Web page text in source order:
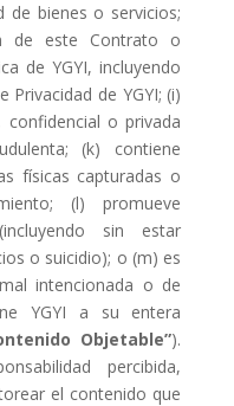
bienes o servicios;
de este Contrato o
de YGYI, incluyendo
de YGYI; (i)
o privada
(k) contiene
físicas capturadas o
(l) promueve
sin estar
o suicidio); o (m) es
intencionada o de
YGYI a su entera
Objetable”).
percibida,
el contenido que